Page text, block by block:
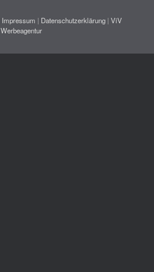
Impressum | Datenschutzerklärung| ViV
Werbeagentur